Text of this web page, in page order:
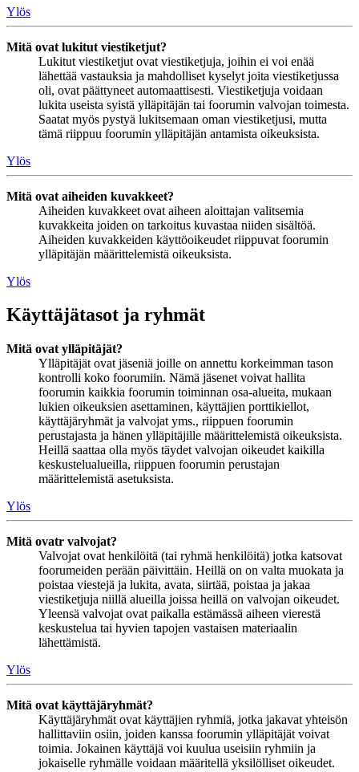
Ylös
Mitä ovat lukitut viestiketjut?
Lukitut viestiketjut ovat viestiketjuja, joihin ei voi enää
lähettää vastauksia ja mahdolliset kyselyt joita viestiketjussa
oli, ovat päättyneet automaattisesti. Viestiketjuja voidaan
lukita useista syistä ylläpitäjän tai foorumin valvojan toimesta.
Saatat myös pystyä lukitsemaan oman viestiketjusi, mutta
tämä riippuu foorumin ylläpitäjän antamista oikeuksista.
Ylös
Mitä ovat aiheiden kuvakkeet?
Aiheiden kuvakkeet ovat aiheen aloittajan valitsemia
kuvakkeita joiden on tarkoitus kuvastaa niiden sisältöä.
Aiheiden kuvakkeiden käyttöoikeudet riippuvat foorumin
ylläpitäjän määrittelemistä oikeuksista.
Ylös
Käyttäjätasot ja ryhmät
Mitä ovat ylläpitäjät?
Ylläpitäjät ovat jäseniä joille on annettu korkeimman tason
kontrolli koko foorumiin. Nämä jäsenet voivat hallita
foorumin kaikkia foorumin toiminnan osa-alueita, mukaan
lukien oikeuksien asettaminen, käyttäjien porttikiellot,
käyttäjäryhmät ja valvojat yms., riippuen foorumin
perustajasta ja hänen ylläpitäjille määrittelemistä oikeuksista.
Heillä saattaa olla myös täydet valvojan oikeudet kaikilla
keskustelualueilla, riippuen foorumin perustajan
määrittelemistä asetuksista.
Ylös
Mitä ovatr valvojat?
Valvojat ovat henkilöitä (tai ryhmä henkilöitä) jotka katsovat
foorumeiden perään päivittäin. Heillä on on valta muokata ja
poistaa viestejä ja lukita, avata, siirtää, poistaa ja jakaa
viestiketjuja niillä alueilla joissa heillä on valvojan oikeudet.
Yleensä valvojat ovat paikalla estämässä aiheen vierestä
keskustelua tai hyvien tapojen vastaisen materiaalin
lähettämistä.
Ylös
Mitä ovat käyttäjäryhmät?
Käyttäjäryhmät ovat käyttäjien ryhmiä, jotka jakavat yhteisön
hallittaviin osiin, joiden kanssa foorumin ylläpitäjät voivat
toimia. Jokainen käyttäjä voi kuulua useisiin ryhmiin ja
jokaiselle ryhmälle voidaan määritellä yksilölliset oikeudet.